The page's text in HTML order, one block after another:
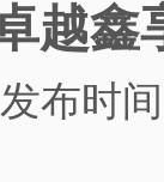
越鑫
发布时